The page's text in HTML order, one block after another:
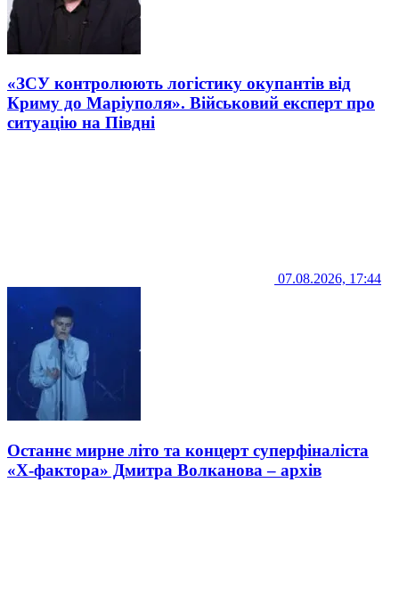
«ЗСУ контролюють логістику окупантів від
Криму до Маріуполя». Військовий експерт про
ситуацію на Півдні
07.08.2026, 17:44
Останнє мирне літо та концерт суперфіналіста
«Х-фактора» Дмитра Волканова – архів